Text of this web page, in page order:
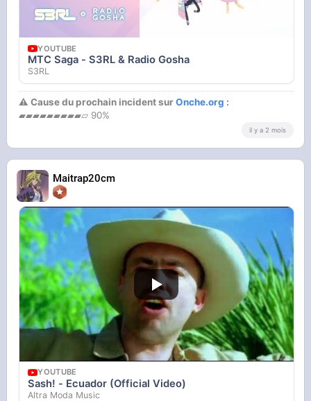
You don't have to be autistic to listen to
Goreshit, but It does help.
YOUTUBE
MTC Saga - S3RL & Radio Gosha
S3RL
⚠ Cause du prochain incident surOnche.org :
▰▰▰▰▰▰▰▰▰▱ 90%
il y a 2 mois
Maitrap20cm
YOUTUBE
Sash! - Ecuador (Official Video)
Altra Moda Music